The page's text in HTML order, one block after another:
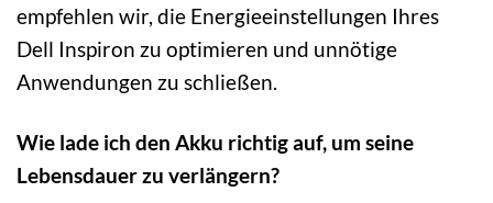
empfehlen wir, die Energieeinstellungen Ihres
Dell Inspiron zu optimieren und unnötige
Anwendungen zu schließen.
Wie lade ich den Akku richtig auf, um seine
Lebensdauer zu verlängern?